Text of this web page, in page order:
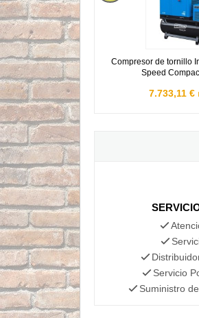
Compresor de tornillo
Speed
7.733,11 €
Servicio
Suministro